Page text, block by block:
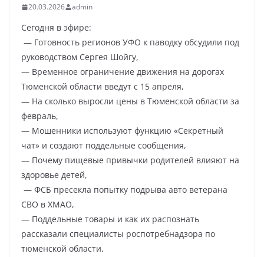
20.03.2026 admin
Сегодня в эфире:
— Готовность регионов УФО к паводку обсудили под
руководством Сергея Шойгу,
— Временное ограничение движения на дорогах
Тюменской области введут с 15 апреля,
— На сколько выросли цены в Тюменской области за
февраль,
— Мошенники используют функцию «Секретный
чат» и создают поддельные сообщения,
— Почему пищевые привычки родителей влияют на
здоровье детей,
— ФСБ пресекла попытку подрыва авто ветерана
СВО в ХМАО,
— Поддельные товары и как их распознать
рассказали специалисты роспотребнадзора по
тюменской области,